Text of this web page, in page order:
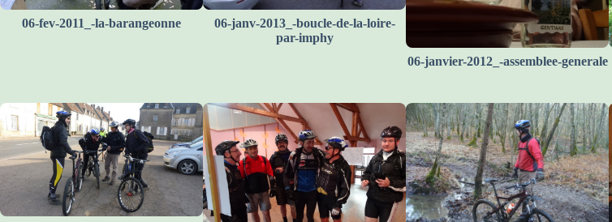
06-fev-2011_-la-barangeonne
06-janv-2013_-boucle-de-la-loire-
par-imphy
06-janvier-2012_-assemblee-generale